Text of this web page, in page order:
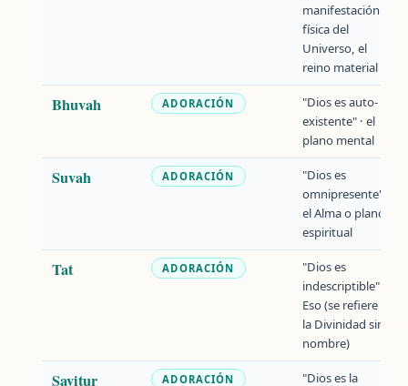
manifestación
física del
Universo, el
reino material
Bhuvah ADORACIÓN
"Dios es auto-
existente" · el
plano mental
Suvah ADORACIÓN
"Dios es
omnipresente" ·
el Alma o plano
espiritual
Tat ADORACIÓN
"Dios es
indescriptible" ·
Eso (se refiere a
la Divinidad sin
nombre)
Savitur ADORACIÓN
"Dios es la